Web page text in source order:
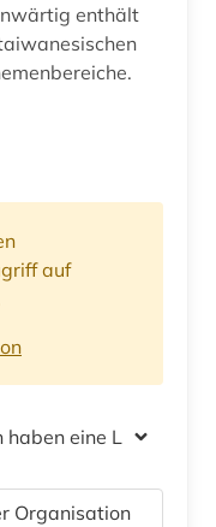
enthält
auf
eine Lizenz
Organisation